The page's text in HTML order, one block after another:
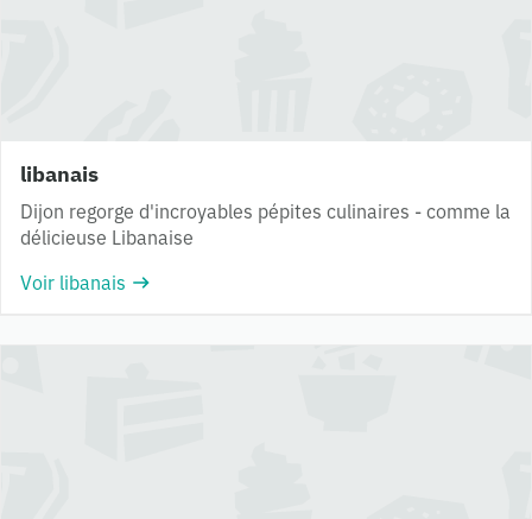
libanais
Dijon regorge d'incroyables pépites culinaires - comme la
délicieuse Libanaise
Voir libanais